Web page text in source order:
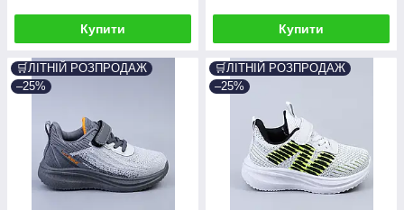
Купити Купити
🛒ЛІТНІЙ РОЗПРОДАЖ
–25%
🛒ЛІТНІЙ РОЗПРОДАЖ
–25%